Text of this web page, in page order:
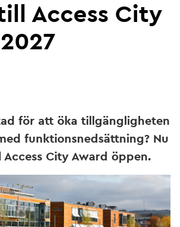
Access City
för att öka tillgängligheten
funktionsnedsättning? Nu
City Award öppen.